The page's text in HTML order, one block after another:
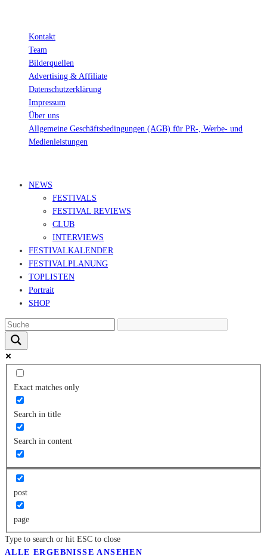
Kontakt
Team
Bilderquellen
Advertising & Affiliate
Datenschutzerklärung
Impressum
Über uns
Allgemeine Geschäftsbedingungen (AGB) für PR-, Werbe- und
Medienleistungen
NEWS
FESTIVALS
FESTIVAL REVIEWS
CLUB
INTERVIEWS
FESTIVALKALENDER
FESTIVALPLANUNG
TOPLISTEN
Portrait
SHOP
Exact matches only
Search in title
Search in content
post
page
Type to search or hit ESC to close
ALLE ERGEBNISSE ANSEHEN